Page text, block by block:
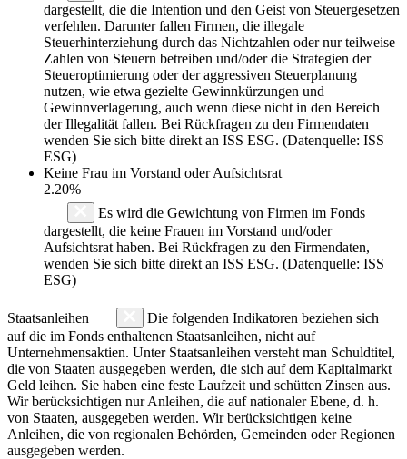
dargestellt, die die Intention und den Geist von Steuergesetzen
verfehlen. Darunter fallen Firmen, die illegale
Steuerhinterziehung durch das Nichtzahlen oder nur teilweise
Zahlen von Steuern betreiben und/oder die Strategien der
Steueroptimierung oder der aggressiven Steuerplanung
nutzen, wie etwa gezielte Gewinnkürzungen und
Gewinnverlagerung, auch wenn diese nicht in den Bereich
der Illegalität fallen. Bei Rückfragen zu den Firmendaten
wenden Sie sich bitte direkt an ISS ESG. (Datenquelle: ISS
ESG)
Keine Frau im Vorstand oder Aufsichtsrat
2.20%
Es wird die Gewichtung von Firmen im Fonds
dargestellt, die keine Frauen im Vorstand und/oder
Aufsichtsrat haben. Bei Rückfragen zu den Firmendaten,
wenden Sie sich bitte direkt an ISS ESG. (Datenquelle: ISS
ESG)
Staatsanleihen
Die folgenden Indikatoren beziehen sich
auf die im Fonds enthaltenen Staatsanleihen, nicht auf
Unternehmensaktien. Unter Staatsanleihen versteht man Schuldtitel,
die von Staaten ausgegeben werden, die sich auf dem Kapitalmarkt
Geld leihen. Sie haben eine feste Laufzeit und schütten Zinsen aus.
Wir berücksichtigen nur Anleihen, die auf nationaler Ebene, d. h.
von Staaten, ausgegeben werden. Wir berücksichtigen keine
Anleihen, die von regionalen Behörden, Gemeinden oder Regionen
ausgegeben werden.